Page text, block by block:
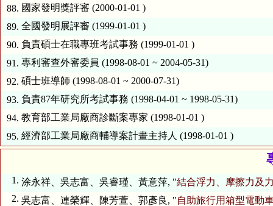
88. 國家發明獎評審 (2000-01-01 )
89. 全國發明展評審 (1999-01-01 )
90. 負責碩士在職專班考試事務 (1999-01-01 )
91. 專利審查外審委員 (1998-08-01 ~ 2004-05-31)
92. 碩士班導師 (1998-08-01 ~ 2000-07-31)
93. 負責87年研究所考試事務 (1998-04-01 ~ 1998-05-31)
94. 教育部工業局廠商診斷案專家 (1998-01-01 )
95. 經濟部工業局廠商輔導案計畫主持人 (1998-01-01 )
1. 涂永祥、吳志富、吳睿瑾、黃意萍, "結合浮力、摩擦力及
2. 吳志富、連榮輝、陳芳萱、郭彥良, "自助旅行用箱型電動